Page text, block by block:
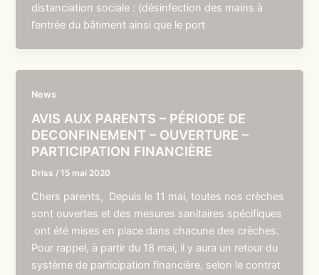
distanciation sociale : (désinfection des mains à
l’entrée du bâtiment ainsi que le port
News
AVIS AUX PARENTS – PÉRIODE DE
DECONFINEMENT – OUVERTURE –
PARTICIPATION FINANCIÈRE
Driss /15 mai 2020
Chers parents, Depuis le 11 mai, toutes nos crèches
sont ouvertes et des mesures sanitaires spécifiques
ont été mises en place dans chacune des crèches.
Pour rappel, à partir du 18 mai, il y aura un retour du
système de participation financière, selon le contrat